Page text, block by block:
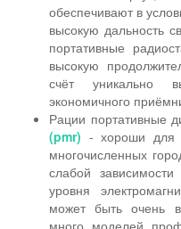
обеспечивают в
высокую дальность
портативные
высокую
счёт уникально
экономичного
Рации портативные
(pmr) - хороши для
многочисленных
слабой
уровня
может быть очень
много моделей